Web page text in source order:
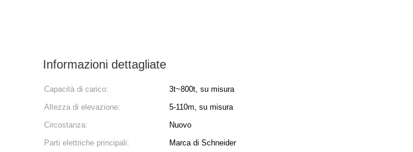
Informazioni dettagliate
Capacità di carico: 3t~800t, su misura
Altezza di elevazione:
5-110m, su misura
Circostanza:
Nuovo
Parti elettriche principali:
Marca di Schneider